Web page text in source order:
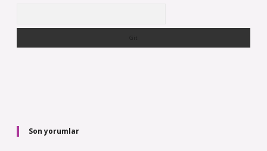
Son yorumlar